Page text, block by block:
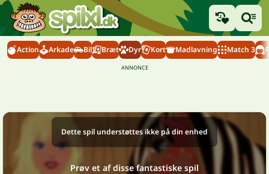
Action Arkade Bil Bræt Dyr Kort Madlavning Match 3
Dette spil understøttes ikke på din enhed
Prøv et af disse fantastiske spil